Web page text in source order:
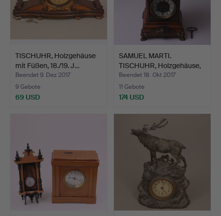
TISCHUHR, Holzgehäuse
mit Füßen, 18./19. J…
Beendet 9. Dez 2017
9 Gebote
69 USD
SAMUEL MARTI.
TISCHUHR, Holzgehäuse,
Metal…
Beendet 18. Okt 2017
11 Gebote
174 USD